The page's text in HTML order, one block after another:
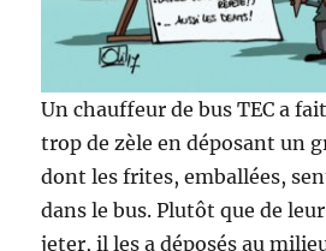
Un chauffeur de bus TEC a
trop de zèle en déposant un
dont les frites, emballées,
dans le bus. Plutôt que de
jeter, il les a déposés au